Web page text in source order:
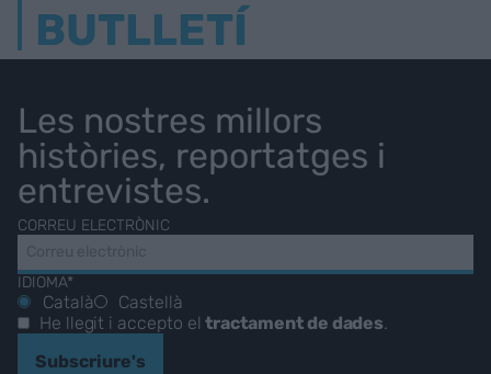
BUTLLETÍ
Les nostres millors
històries, reportatges i
entrevistes.
CORREU ELECTRÒNIC
IDIOMA*
Català
Castellà
He llegit i accepto eltractament de dades
Subscriure's